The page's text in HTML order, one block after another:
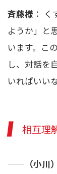
斉藤様 ：
ようか」と
います。こ
し、対話を
いればいい
相互理
—— （小